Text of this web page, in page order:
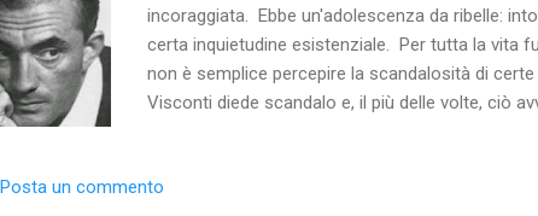
incoraggiata. Ebbe un'adolescenza da ribelle:
certa inquietudine esistenziale. Per tutta la vita
non è semplice percepire la scandalosità di
Visconti diede scandalo e, il più delle volte, ciò
Posta un commento